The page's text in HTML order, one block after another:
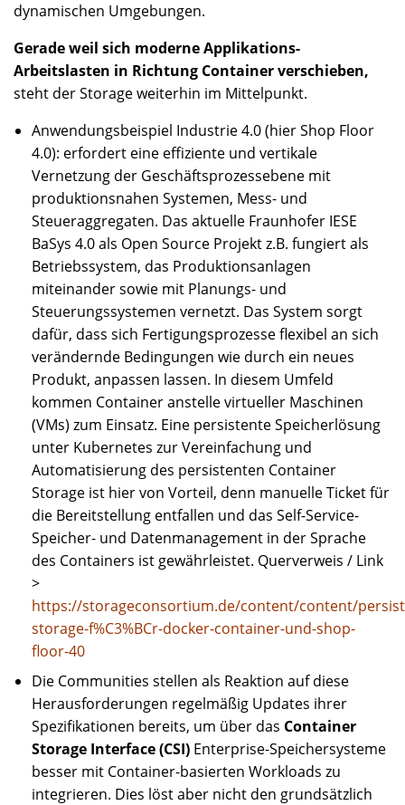
dynamischen Umgebungen.
Gerade weil sich moderne Applikations-
Arbeitslasten in Richtung Container verschieben,
steht der Storage weiterhin im Mittelpunkt.
Anwendungsbeispiel Industrie 4.0 (hier Shop Floor
4.0): erfordert eine effiziente und vertikale
Vernetzung der Geschäftsprozessebene mit
produktionsnahen Systemen, Mess- und
Steueraggregaten. Das aktuelle Fraunhofer IESE
BaSys 4.0 als Open Source Projekt z.B. fungiert als
Betriebssystem, das Produktionsanlagen
miteinander sowie mit Planungs- und
Steuerungssystemen vernetzt. Das System sorgt
dafür, dass sich Fertigungsprozesse flexibel an sich
verändernde Bedingungen wie durch ein neues
Produkt, anpassen lassen. In diesem Umfeld
kommen Container anstelle virtueller Maschinen
(VMs) zum Einsatz. Eine persistente Speicherlösung
unter Kubernetes zur Vereinfachung und
Automatisierung des persistenten Container
Storage ist hier von Vorteil, denn manuelle Ticket für
die Bereitstellung entfallen und das Self-Service-
Speicher- und Datenmanagement in der Sprache
des Containers ist gewährleistet. Querverweis / Link
>
https://storageconsortium.de/content/content/
storage-f%C3%BCr-docker-container-und-shop-
floor-40
Die Communities stellen als Reaktion auf diese
Herausforderungen regelmäßig Updates ihrer
Spezifikationen bereits, um über das Container
Storage Interface (CSI) Enterprise-Speichersysteme
besser mit Container-basierten Workloads zu
integrieren. Dies löst aber nicht den grundsätzlich